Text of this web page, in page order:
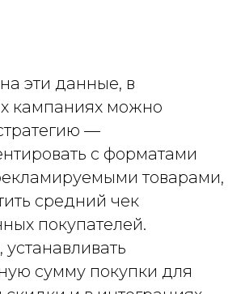
эти данные, в
кампаниях можно
—
с форматами
товарами,
средний чек
покупателей.
сумму покупки для